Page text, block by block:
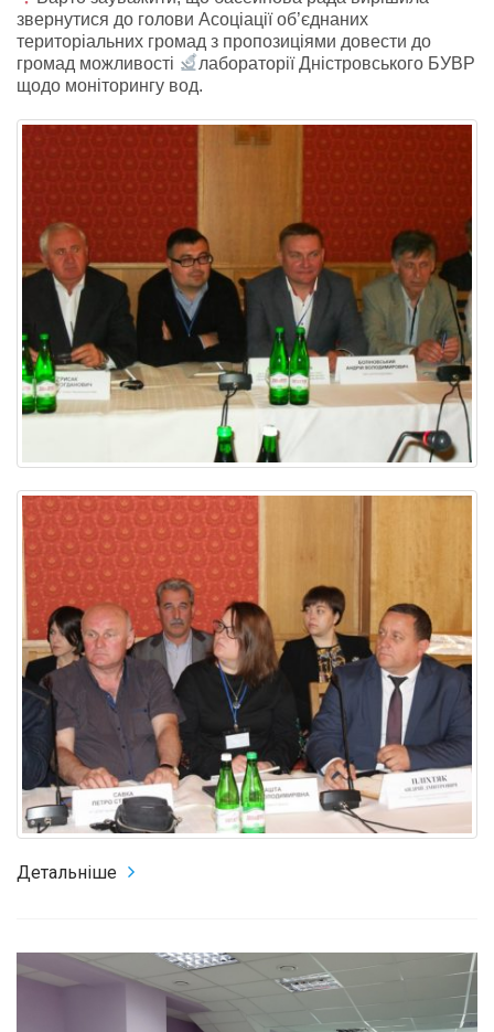
звернутися до голови Асоціації об’єднаних
територіальних громад з пропозиціями довести до
громад можливості
лабораторії Дністровського БУВР
щодо моніторингу вод.
Детальніше